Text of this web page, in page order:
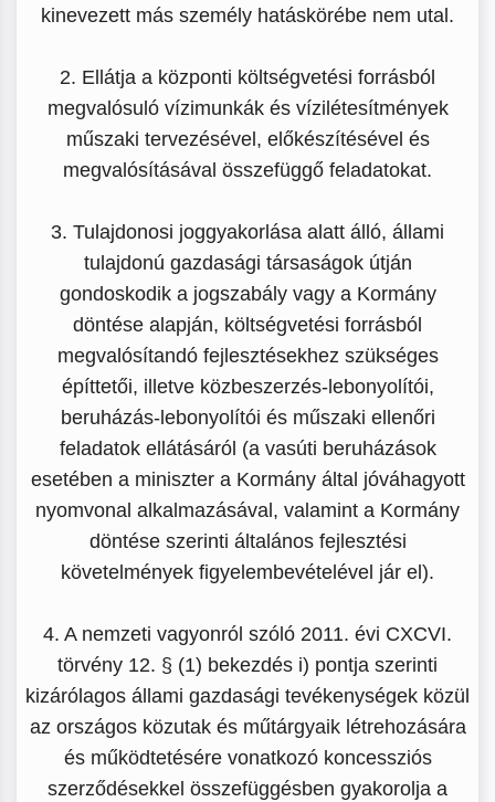
kinevezett más személy hatáskörébe nem utal.
2. Ellátja a központi költségvetési forrásból
megvalósuló vízimunkák és vízilétesítmények
műszaki tervezésével, előkészítésével és
megvalósításával összefüggő feladatokat.
3. Tulajdonosi joggyakorlása alatt álló, állami
tulajdonú gazdasági társaságok útján
gondoskodik a jogszabály vagy a Kormány
döntése alapján, költségvetési forrásból
megvalósítandó fejlesztésekhez szükséges
építtetői, illetve közbeszerzés-lebonyolítói,
beruházás-lebonyolítói és műszaki ellenőri
feladatok ellátásáról (a vasúti beruházások
esetében a miniszter a Kormány által jóváhagyott
nyomvonal alkalmazásával, valamint a Kormány
döntése szerinti általános fejlesztési
követelmények figyelembevételével jár el).
4. A nemzeti vagyonról szóló 2011. évi CXCVI.
törvény 12. § (1) bekezdés i) pontja szerinti
kizárólagos állami gazdasági tevékenységek közül
az országos közutak és műtárgyaik létrehozására
és működtetésére vonatkozó koncessziós
szerződésekkel összefüggésben gyakorolja a